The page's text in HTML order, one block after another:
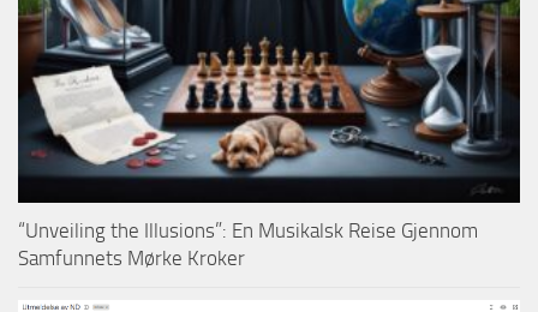
“Unveiling the Illusions”: En Musikalsk Reise Gjennom
Samfunnets Mørke Kroker